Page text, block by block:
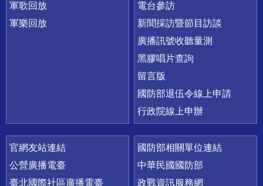
軍歌回放
軍樂回放
電台參訪
新聞採訪暨節目訪談
廣播訊號收聽量測
黑膠唱片查詢
留言版
國防部退伍令線上申請
行政院線上申辦
官網友站連結
公營廣播電臺
臺北國際社區廣播電臺
國防部相關單位連結
中華民國國防部
政戰資訊服務網